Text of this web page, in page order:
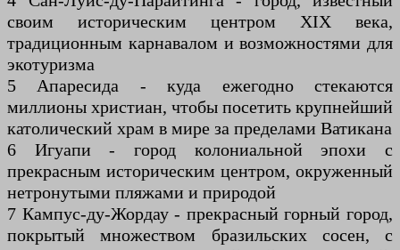
своим историческим центром XIX века,
традиционным карнавалом и возможностями для
экотуризма
5 Апаресида - куда ежегодно стекаются
миллионы христиан, чтобы посетить крупнейший
католический храм в мире за пределами Ватикана
6 Игуапи - город колониальной эпохи с
прекрасным историческим центром, окруженный
нетронутыми пляжами и природой
7 Кампус-ду-Жордау - прекрасный горный город,
покрытый множеством бразильских сосен, с